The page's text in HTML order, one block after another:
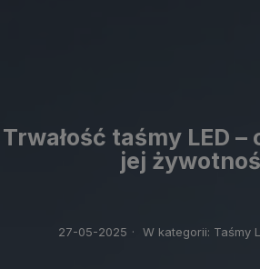
Trwałość taśmy LED –
jej
27-05-2025 · W kategorii: Taśmy